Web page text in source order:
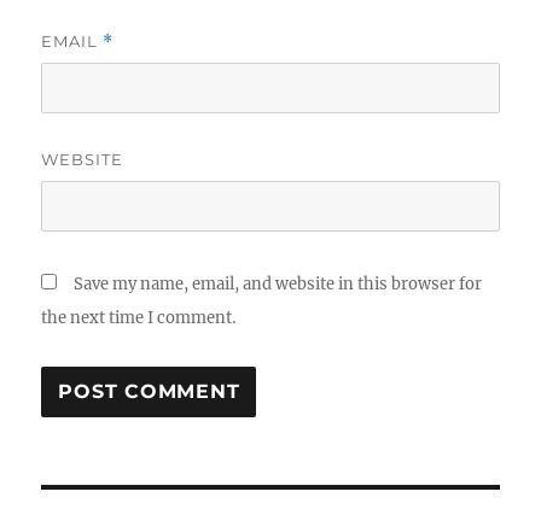
EMAIL *
WEBSITE
Save my name, email, and website in this browser for
the next time I comment.